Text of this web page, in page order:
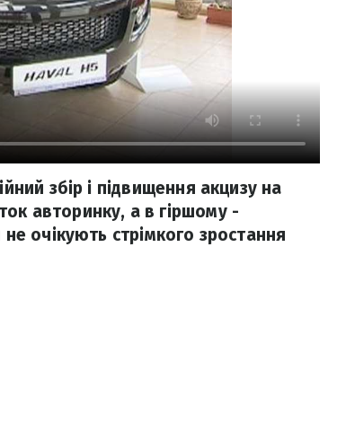
збір і підвищення акцизу на
авторинку, а в гіршому -
очікують стрімкого зростання